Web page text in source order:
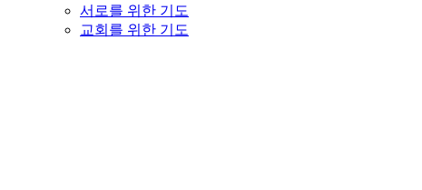
서로를 위한 기도
교회를 위한 기도